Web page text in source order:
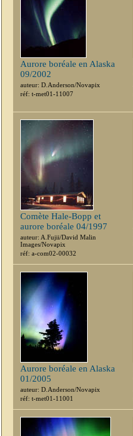
Aurore boréale en Alaska
09/2002
auteur: D.Anderson/Novapix
réf: t-met01-11007
Comète Hale-Bopp et
aurore boréale 04/1997
auteur: A.Fujii/David Malin
Images/Novapix
réf: a-com02-00032
Aurore boréale en Alaska
01/2005
auteur: D.Anderson/Novapix
réf: t-met01-11001